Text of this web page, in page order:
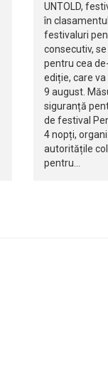
UNTOLD,
în
festivaluri
consecutiv,
pentru cea
ediție, care
9 august.
siguranță
de festival
4 nopți,
autoritățile
pentru…